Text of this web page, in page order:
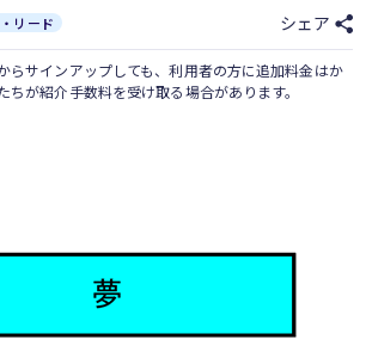
リード シェア
らサインアップしても、利用者の方に追加料金はか
ちが紹介手数料を受け取る場合があります。